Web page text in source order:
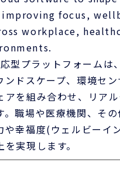
を組み合わせ、リアル
職場や医療機関、その
幸福度(ウェルビーイ
実現します。